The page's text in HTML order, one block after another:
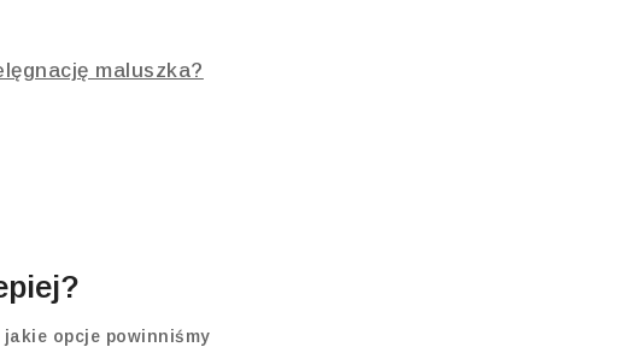
maluszka?
jakie opcje powinniśmy